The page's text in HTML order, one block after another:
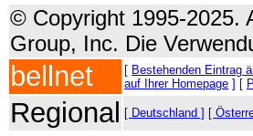
© Copyright 1995-2025.
Group, Inc. Die
bellnet [ Bestehenden Eintrag
auf Ihrer Homepage ] [
Regional [ Deutschland ] [